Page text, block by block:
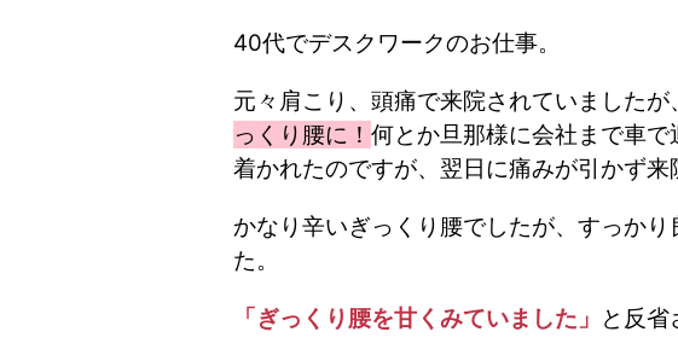
40代でデスクワークのお仕事。
元々肩こり、頭痛で来院されていましたが
っくり腰に！ 何とか旦那様に会社まで車
着かれたのですが、翌日に痛みが引かず来
かなり辛いぎっくり腰でしたが、すっか
た。
「ぎっくり腰を甘くみていました」 と反省